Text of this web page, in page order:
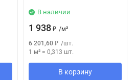
В наличии
1 938 ₽ /м²
6 201,60 ₽ /шт.
1 м² = 0,313 шт.
В корзину